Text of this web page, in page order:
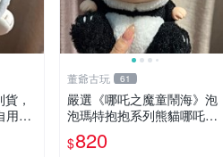
，
用收
熊
董爺古玩 61
嚴選《哪吒之魔童鬧海》泡
泡瑪特抱抱系列熊貓哪吒搪
膠臉毛絨， STATE：如圖顯
示 哪吒 毛絨公仔 泡泡瑪特
$820